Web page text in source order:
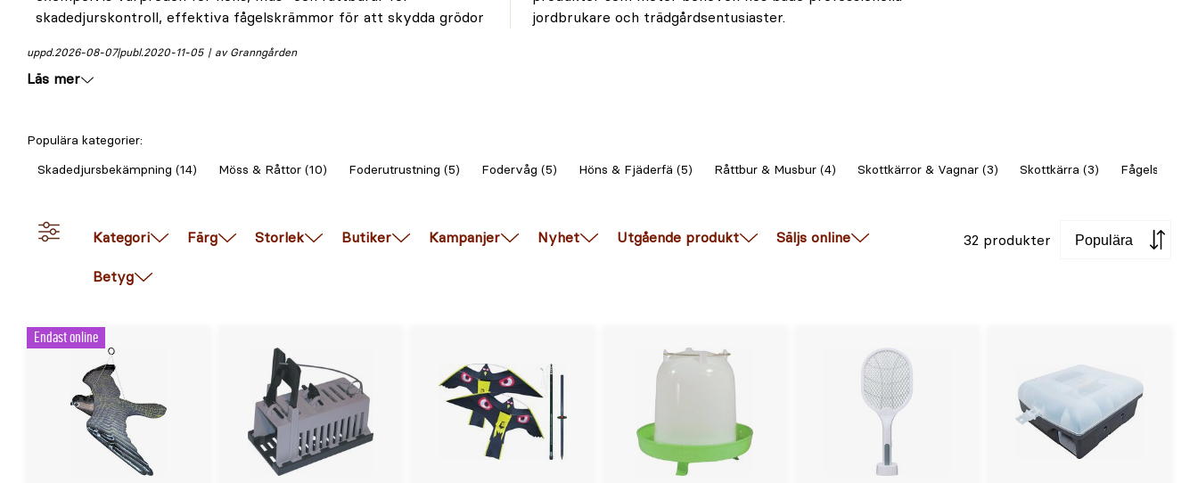
skadedjurskontroll, effektiva fågelskrämmor för att skydda grödor
jordbrukare och trädgårdsentusiaster.
publ.2020-11-05
uppd.2026-08-07 av Granngården
Läs mer
Populära kategorier:
Skadedjursbekämpning (14)
Möss & Råttor (10) Foderutrustning (5) Fodervåg (5) Höns & Fjäderfä (5) Råttbur & Musbur (4) Skottkärror & Vagnar (3) Skottkärra (3)
Kategori Färg Storlek Butiker Kampanjer Nyhet Utgående produkt Säljs online
Betyg
Sortera
32 produkter
Endast online